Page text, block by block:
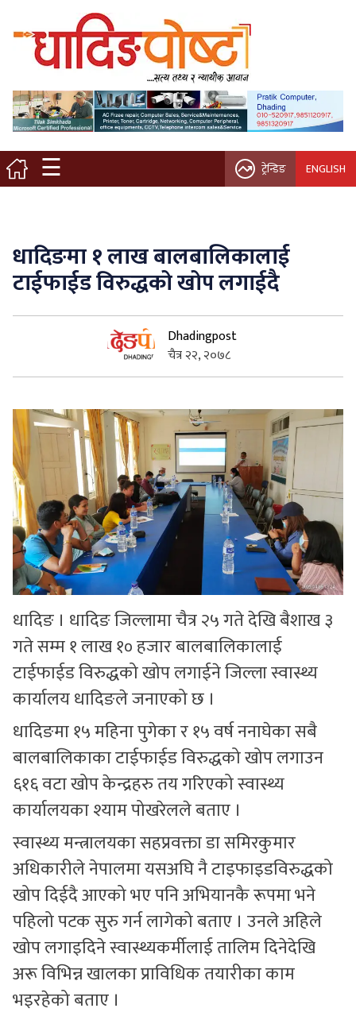
☰
मुख्य पृष्ठ
स्थानीय समाचार
विचार / ब्लग
नगर/गाउँ पालिका
कृषि/सहकारी
साहित्य / संस्कृति
सुचनाहरु
स्वास्थ्य
भिडियो
ट्रेन्डिङ ENGLISH
धादिङमा १ लाख बालबालिकालाई
टाईफाईड विरुद्धको खोप लगाईदै
Dhadingpost
चैत्र २२, २०७८
धादिङ । धादिङ जिल्लामा चैत्र २५ गते देखि बैशाख ३
गते सम्म १ लाख १० हजार बालबालिकालाई
टाईफाईड विरुद्धको खोप लगाईने जिल्ला स्वास्थ्य
कार्यालय धादिङले जनाएको छ ।
धादिङमा १५ महिना पुगेका र १५ वर्ष ननाघेका सबै
बालबालिकाका टाईफाईड विरुद्धको खोप लगाउन
६१६ वटा खोप केन्द्रहरु तय गरिएको स्वास्थ्य
कार्यालयका श्याम पोखरेलले बताए ।
स्वास्थ्य मन्त्रालयका सहप्रवक्ता डा समिरकुमार
अधिकारीले नेपालमा यसअघि नै टाइफाइडविरुद्धको
खोप दिईदै आएको भए पनि अभियानकै रूपमा भने
पहिलो पटक सुरु गर्न लागेको बताए । उनले अहिले
खोप लगाइदिने स्वास्थ्यकर्मीलाई तालिम दिनेदेखि
अरू विभिन्न खालका प्राविधिक तयारीका काम
भइरहेको बताए ।